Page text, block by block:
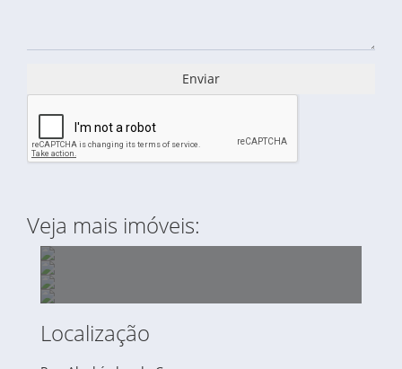
Enviar
Veja mais imóveis:
Localização